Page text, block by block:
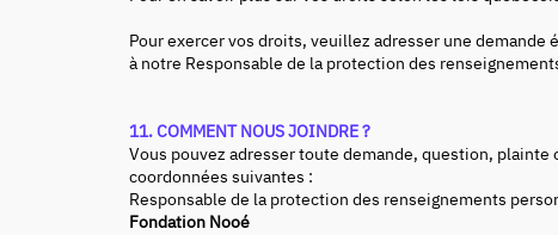
Pour exercer vos droits, veuillez adresser une demande
à notre Responsable de la protection des
11. COMMENT NOUS JOINDRE ?
Vous pouvez adresser toute demande, question,
coordonnées suivantes :
Responsable de la protection des renseignements
Fondation Nooé